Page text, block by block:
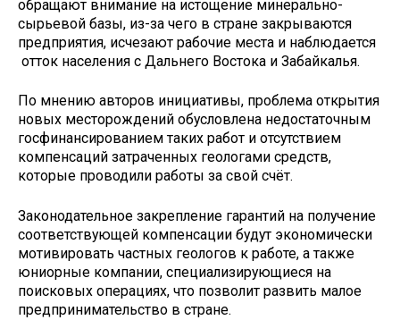
обращают внимание на истощение минерально-
сырьевой базы, из-за чего в стране закрываются
предприятия, исчезают рабочие места и наблюдается
отток населения с Дальнего Востока и Забайкалья.
По мнению авторов инициативы, проблема открытия
новых месторождений обусловлена недостаточным
госфинансированием таких работ и отсутствием
компенсаций затраченных геологами средств,
которые проводили работы за свой счёт.
Законодательное закрепление гарантий на получение
соответствующей компенсации будут экономически
мотивировать частных геологов к работе, а также
юниорные компании, специализирующиеся на
поисковых операциях, что позволит развить малое
предпринимательство в стране.